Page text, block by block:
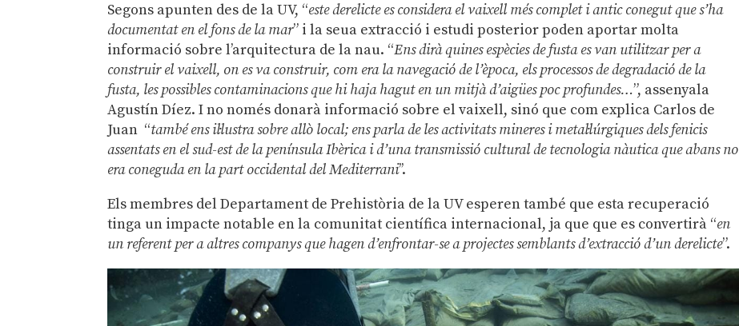
Segons apunten des de la UV, “este derelicte es considera el vaixell més complet i antic conegut que s’ha
documentat en el fons de la mar” i la seua extracció i estudi posterior poden aportar molta
informació sobre l’arquitectura de la nau. “Ens dirà quines espècies de fusta es van utilitzar per a
construir el vaixell, on es va construir, com era la navegació de l’època, els processos de degradació de la
fusta, les possibles contaminacions que hi haja hagut en un mitjà d’aigües poc profundes…”, assenyala
Agustín Díez. I no només donarà informació sobre el vaixell, sinó que com explica Carlos de
Juan “també ens il·lustra sobre allò local; ens parla de les activitats mineres i metal·lúrgiques dels fenicis
assentats en el sud-est de la península Ibèrica i d’una transmissió cultural de tecnologia nàutica que abans no
era coneguda en la part occidental del Mediterrani’’.
Els membres del Departament de Prehistòria de la UV esperen també que esta recuperació
tinga un impacte notable en la comunitat científica internacional, ja que que es convertirà “en
un referent per a altres companys que hagen d’enfrontar-se a projectes semblants d’extracció d’un derelicte”.